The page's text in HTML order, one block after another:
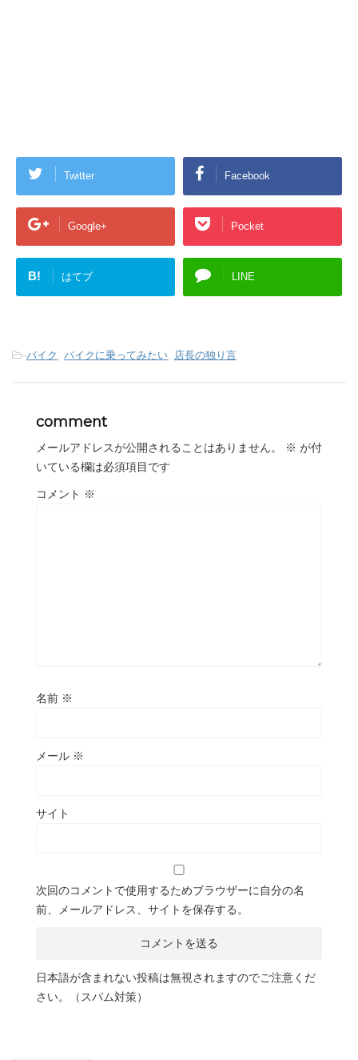
Twitter Facebook
Google+ Pocket
B! はてブ LINE
-バイク バイクに乗ってみたい 店長の独り言
comment
メールアドレスが公開されることはありません。 ※ が付
いている欄は必須項目です
コメント ※
名前 ※
メール ※
サイト
次回のコメントで使用するためブラウザーに自分の名
前、メールアドレス、サイトを保存する。
日本語が含まれない投稿は無視されますのでご注意くだ
さい。（スパム対策）